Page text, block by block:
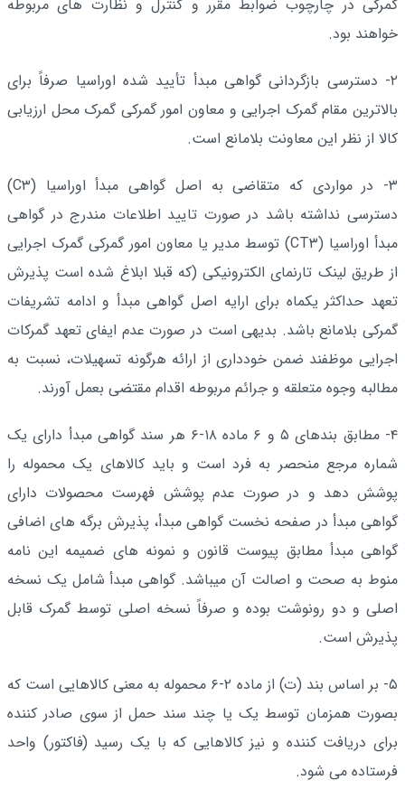
گمرکی در چارچوب ضوابط مقرر و کنترل و نظارت های مربوطه
خواهند بود.
۲- دسترسی بازگردانی گواهی مبدأ تأیید شده اوراسیا صرفاً برای
بالاترین مقام گمرک اجرایی و معاون امور گمرکی گمرک محل ارزیابی
کالا از نظر این معاونت بلامانع است.
۳- در مواردی که متقاضی به اصل گواهی مبدأ اوراسیا (C۳)
دسترسی نداشته باشد در صورت تایید اطلاعات مندرج در گواهی
مبدأ اوراسیا (CT۳) توسط مدیر یا معاون امور گمرکی گمرک اجرایی
از طریق لینک تارنمای الکترونیکی (که قبلا ابلاغ شده است پذیرش
تعهد حداکثر یکماه برای ارایه اصل گواهی مبدأ و ادامه تشریفات
گمرکی بلامانع باشد. بدیهی است در صورت عدم ایفای تعهد گمرکات
اجرایی موظفند ضمن خودداری از ارائه هرگونه تسهیلات، نسبت به
مطالبه وجوه متعلقه و جرائم مربوطه اقدام مقتضی بعمل آورند.
۴- مطابق بندهای ۵ و ۶ ماده ۱۸-۶ هر سند گواهی مبدأ دارای یک
شماره مرجع منحصر به فرد است و باید کالاهای یک محموله را
پوشش دهد و در صورت عدم پوشش فهرست محصولات دارای
گواهی مبدأ در صفحه نخست گواهی مبدأ، پذیرش برگه های اضافی
گواهی مبدأ مطابق پیوست قانون و نمونه های ضمیمه این نامه
منوط به صحت و اصالت آن میباشد. گواهی مبدأ شامل یک نسخه
اصلی و دو رونوشت بوده و صرفاً نسخه اصلی توسط گمرک قابل
پذیرش است.
۵- بر اساس بند (ت) از ماده ۲-۶ محموله به معنی کالاهایی است که
بصورت همزمان توسط یک یا چند سند حمل از سوی صادر کننده
برای دریافت کننده و نیز کالاهایی که با یک رسید (فاکتور) واحد
فرستاده می شود.